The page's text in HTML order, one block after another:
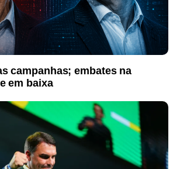
campanhas; embates na
em baixa